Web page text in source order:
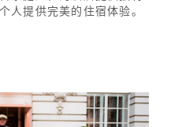
人提供完美的住宿体验。